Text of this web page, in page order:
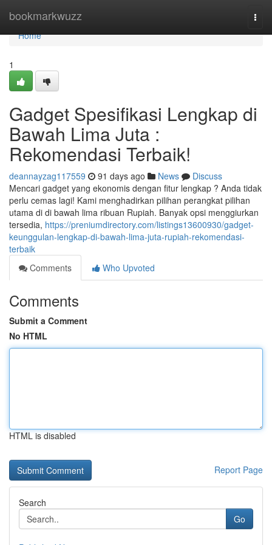
bookmarkwuzz
Home
Home
1
Gadget Spesifikasi Lengkap di
Bawah Lima Juta :
Rekomendasi Terbaik!
deannayzag117559 91 days ago News
Discuss
Mencari gadget yang ekonomis dengan fitur lengkap ? Anda tidak
perlu cemas lagi! Kami menghadirkan pilihan perangkat pilihan
utama di di bawah lima ribuan Rupiah. Banyak opsi menggiurkan
tersedia, https://preniumdirectory.com/listings13600930/gadget-
keunggulan-lengkap-di-bawah-lima-juta-rupiah-rekomendasi-
terbaik
Comments
Who Upvoted
Comments
Submit a Comment
No HTML
HTML is disabled
Report Page
Search
Go